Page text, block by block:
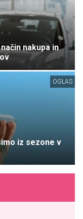
nakupa in
OGLAS
iz sezone v